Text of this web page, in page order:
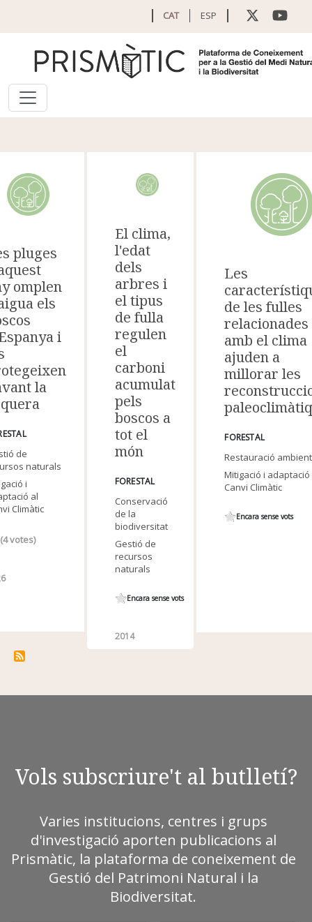
CAT ESP
pluges
omplen
els
i
la
de
naturals
i
al
Climàtic
(4votes)
El clima,
l'edat
dels
arbres i
el tipus
de fulla
regulen
el
carboni
acumulat
pels
boscos a
tot el
món
FORESTAL
Conservació
de la
biodiversitat
Gestió de
recursos
naturals
Encara sense vots
2014
Les
de les fulles
relacionades
amb el clima
ajuden a
millorar les
FORESTAL
Restauració
Mitigació i adaptació
Canvi Climàtic
Encara sense vots
Vols subscriure't al butlletí?
Varies institucions, centres i grups
d'investigació aporten publicacions al
Prismàtic, la plataforma de coneixement de
Gestió del Patrimoni Natural i la
Biodiversitat.